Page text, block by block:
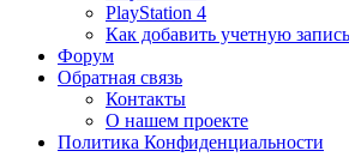
PlayStation 4
Как добавить учетную
Форум
Обратная связь
Контакты
О нашем проекте
Политика Конфиденциальности